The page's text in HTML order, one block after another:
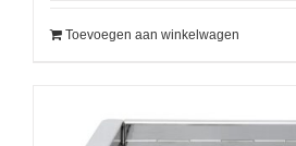
Toevoegen aan winkelwagen